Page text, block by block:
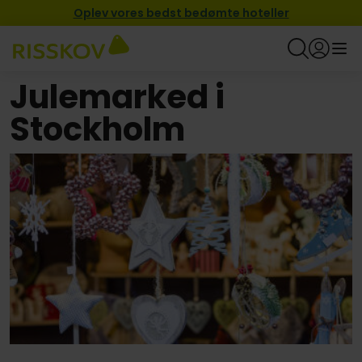
Oplev vores bedst bedømte hoteller
Julemarked i
Stockholm